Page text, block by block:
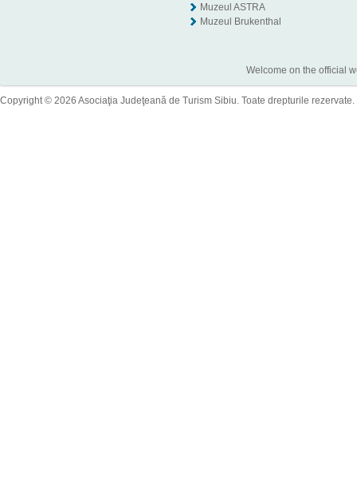
Muzeul ASTRA
Muzeul Brukenthal
Welcome on the official
Copyright © 2026 Asociaţia Judeţeană de Turism Sibiu. Toate drepturile rezervate.